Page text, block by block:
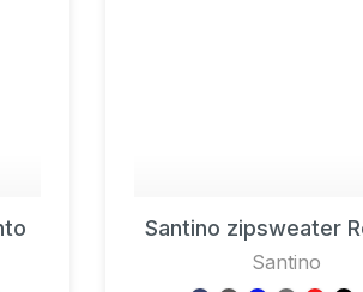
Santino zipsweater
Santino